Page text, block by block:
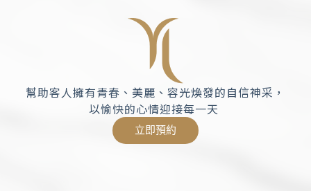
幫助客人擁有青春、美麗、容光煥發的自信神采，
以愉快的心情迎接每一天
立即預約